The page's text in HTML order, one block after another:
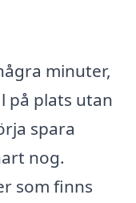
minuter,
på plats utan
spara
nog.
som finns